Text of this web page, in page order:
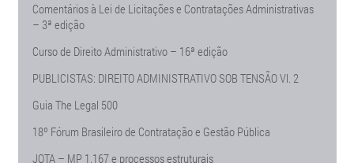
Comentários à Lei de Licitações e Contratações Administrativas
– 3ª edição
Curso de Direito Administrativo – 16ª edição
PUBLICISTAS: DIREITO ADMINISTRATIVO SOB TENSÃO Vl. 2
Guia The Legal 500
18º Fórum Brasileiro de Contratação e Gestão Pública
JOTA – MP 1.167 e processos estruturais